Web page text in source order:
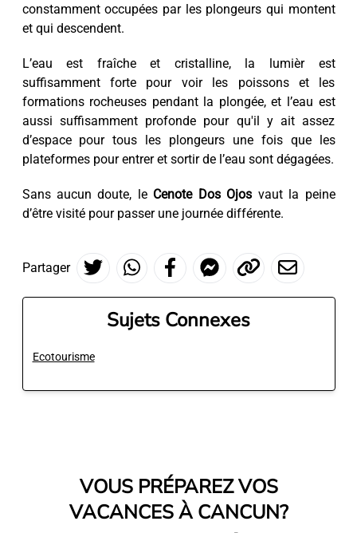
constamment occupées par les plongeurs qui montent
et qui descendent.
L’eau est fraîche et cristalline, la lumièr est
suffisamment forte pour voir les poissons et les
formations rocheuses pendant la plongée, et l’eau est
aussi suffisamment profonde pour qu'il y ait assez
d’espace pour tous les plongeurs une fois que les
plateformes pour entrer et sortir de l’eau sont dégagées.
Sans aucun doute, le Cenote Dos Ojos vaut la peine
d’être visité pour passer une journée différente.
Partager
Sujets Connexes
Ecotourisme
VOUS PRÉPAREZ VOS
VACANCES À CANCUN?